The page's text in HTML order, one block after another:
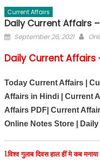
Current Affairs
Daily Current Affairs
September 26, 2021
Daily Current Affairs
Today Current Affairs |
Affairs in Hindi | Current
Affairs PDF| Current
Online Notes Store |
1.विश्व गुलाब दिवस हाल हीं मे कब